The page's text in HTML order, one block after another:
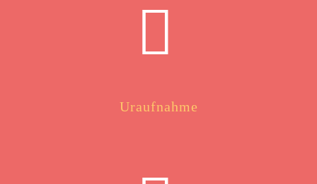
Uraufnahme